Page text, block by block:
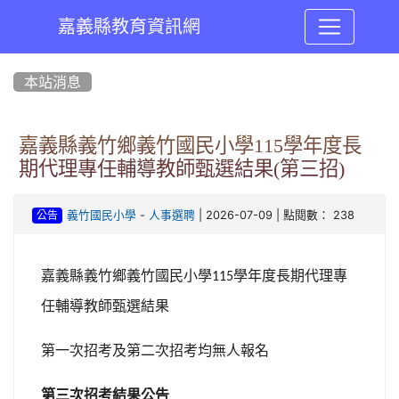
嘉義縣教育資訊網
本站消息
嘉義縣義竹鄉義竹國民小學115學年度長
期代理專任輔導教師甄選結果(第三招)
公告 義竹國民小學- 人事選聘| 2026-07-09 | 點閱數： 238
嘉義縣義竹鄉義竹國民小學115學年度長期代理專
任輔導教師甄選結果
第一次招考及第二次招考均無人報名
第三次招考結果公告